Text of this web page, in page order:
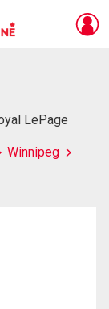
LePage
Winnipeg